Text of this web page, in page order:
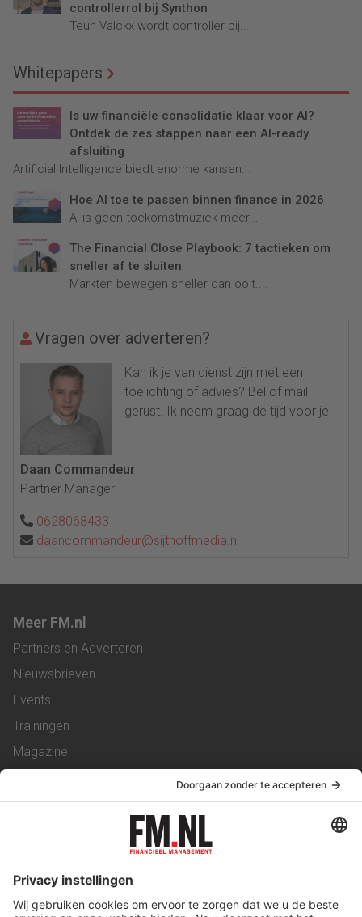
controllerrol bij Synthon
Teun Valckx wordt controller bij...
Whitepapers
Is uw financiële consolidatie klaar voor AI?
Ontdek de zes stappen naar een AI-ready
afsluiting
Artificial Intelligence biedt enorme kansen...
Hoe AI toe te passen binnen finance in 2026
AI is geen toekomstmuziek meer...
The Financial Close Playbook: 7 tactieken om
sneller af te sluiten
Markten bewegen sneller dan ooit....
Vragen over adverteren?
Kan ik je van dienst zijn met een
toelichting of advies? Bel of mail
gerust. Ik neem graag de tijd voor je.
Daan Commandeur
Partner Manager
0628068433
daancommandeur@sijthoffmedia.nl
Meer FM.nl
Partners en Adverteren
Nieuwsbrieven
Events
Trainingen
Magazine
Service & Contact
Werken bij ons
Privacy Statement